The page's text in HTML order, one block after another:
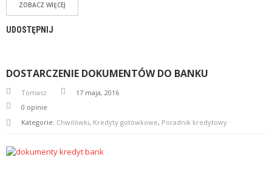
ZOBACZ WIĘCEJ
UDOSTĘPNIJ
DOSTARCZENIE DOKUMENTÓW DO BANKU
Tomasz
17 maja, 2016
0 opinie
Kategorie: Chwilówki, Kredyty gotówkowe, Poradnik kredytowy